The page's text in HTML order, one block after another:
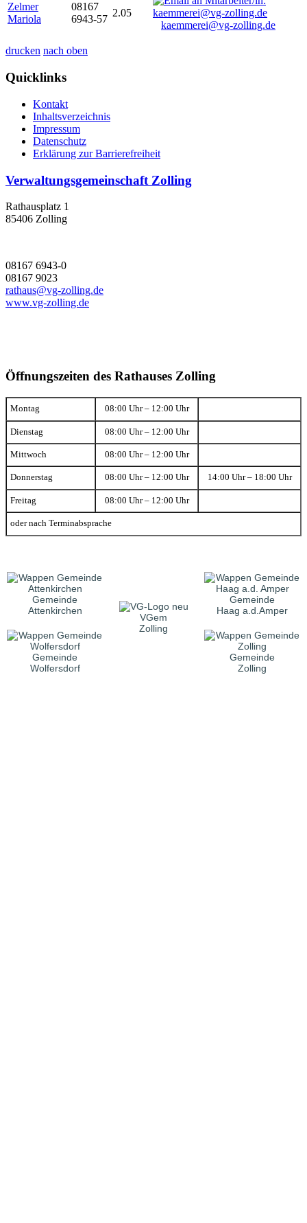
Zelmer
Mariola
08167
6943-57
2.05
kaemmerei@vg-zolling.de
drucken nach oben
Quicklinks
Kontakt
Inhaltsverzeichnis
Impressum
Datenschutz
Erklärung zur Barrierefreiheit
Verwaltungsgemeinschaft Zolling
Rathausplatz 1
85406 Zolling
08167 6943-0
08167 9023
rathaus@vg-zolling.de
www.vg-zolling.de
Öffnungszeiten des Rathauses Zolling
Montag 08:00 Uhr – 12:00 Uhr
Dienstag 08:00 Uhr – 12:00 Uhr
Mittwoch 08:00 Uhr – 12:00 Uhr
Donnerstag 08:00 Uhr – 12:00 Uhr 14:00 Uhr – 18:00 Uhr
Freitag 08:00 Uhr – 12:00 Uhr
oder nach Terminabsprache
Gemeinde
Attenkirchen
VGem
Zolling
Gemeinde
Haag a.d.Amper
Gemeinde
Wolfersdorf
Gemeinde
Zolling